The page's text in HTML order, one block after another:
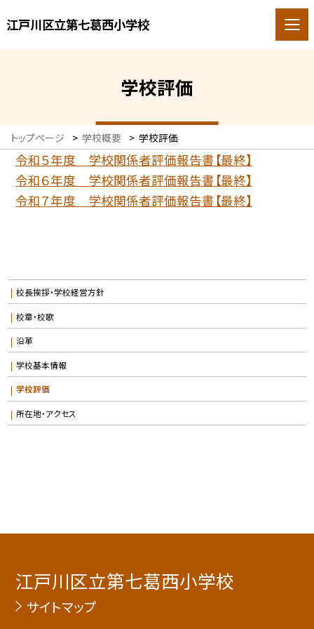
江戸川区立第七葛西小学校
学校評価
トップページ > 学校概要 > 学校評価
令和５年度 学校関係者評価報告書【最終】
令和６年度 学校関係者評価報告書【最終】
令和７年度 学校関係者評価報告書【最終】
校長挨拶・学校経営方針
校章・校歌
沿革
学校基本情報
学校評価
所在地・アクセス
江戸川区立第七葛西小学校
サイトマップ